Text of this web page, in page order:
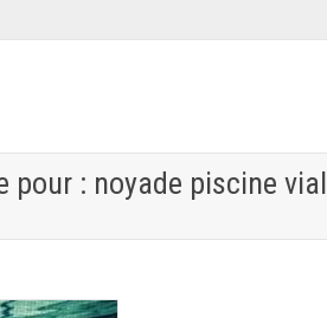
pour : noyade piscine vial